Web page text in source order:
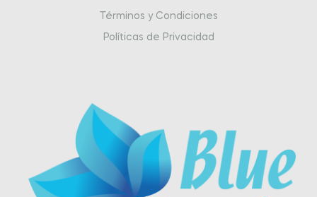
Términos y Condiciones
Políticas de Privacidad